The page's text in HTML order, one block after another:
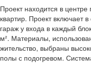
Проект находится в
квартир. Проект включает
гараж у входа в каждый
м². Материалы,
жительство, выбраны
полы с подогревом.